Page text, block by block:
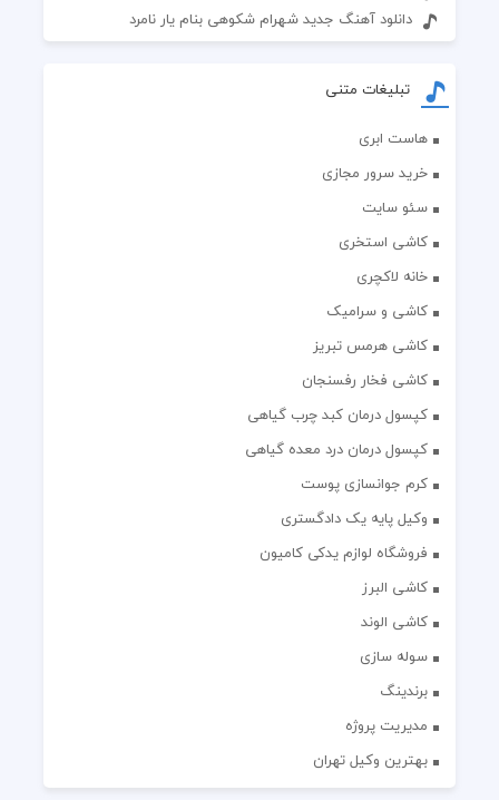
دانلود آهنگ جدید شهرام شکوهی بنام یار نامرد
تبلیغات متنی
هاست ابری
خرید سرور مجازی
سئو سایت
کاشی استخری
خانه لاکچری
کاشی و سرامیک
کاشی هرمس تبریز
کاشی فخار رفسنجان
کپسول درمان کبد چرب گیاهی
کپسول درمان درد معده گیاهی
کرم جوانسازی پوست
وکیل پایه یک دادگستری
فروشگاه لوازم یدکی کامیون
کاشی البرز
کاشی الوند
سوله سازی
برندینگ
مدیریت پروژه
بهترین وکیل تهران